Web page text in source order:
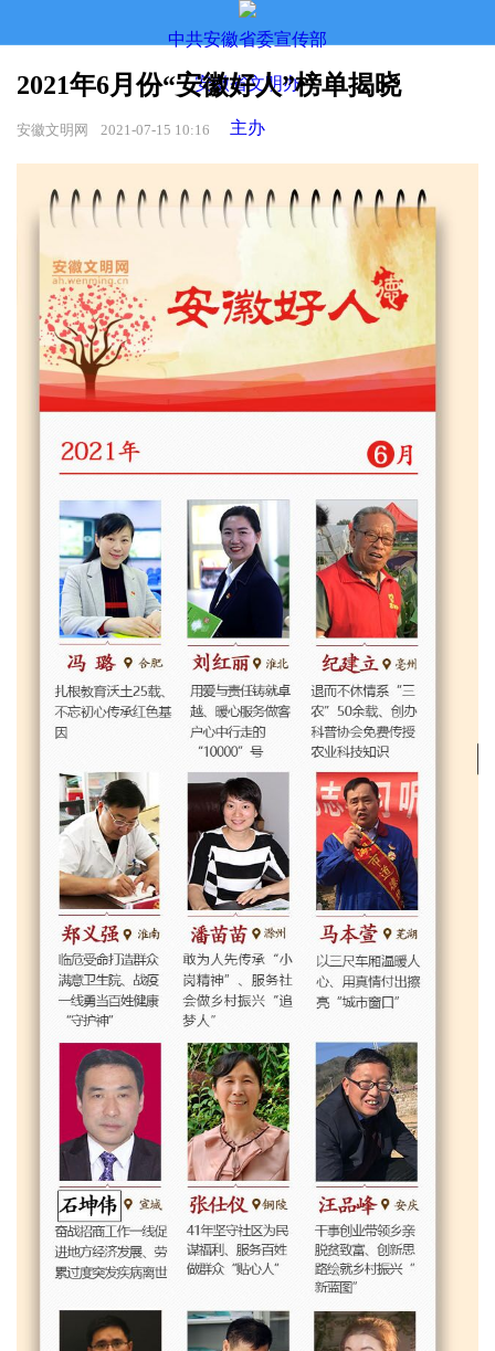
中共安徽省委宣传部
安徽省文明办
主办
2021年6月份“安徽好人”榜单揭晓
安徽文明网 2021-07-15 10:16